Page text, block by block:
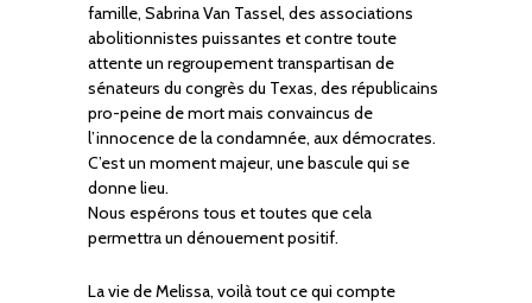
famille, Sabrina Van Tassel, des associations
abolitionnistes puissantes et contre toute
attente un regroupement transpartisan de
sénateurs du congrès du Texas, des républicains
pro-peine de mort mais convaincus de
l’innocence de la condamnée, aux démocrates.
C’est un moment majeur, une bascule qui se
donne lieu.
Nous espérons tous et toutes que cela
permettra un dénouement positif.
La vie de Melissa, voilà tout ce qui compte